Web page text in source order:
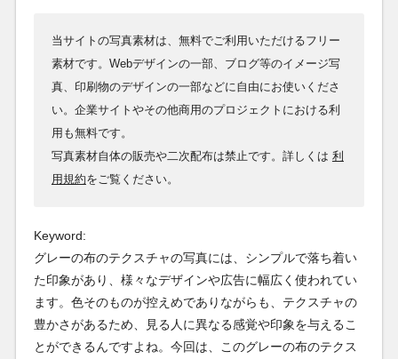
当サイトの写真素材は、無料でご利用いただけるフリー
素材です。Webデザインの一部、ブログ等のイメージ写
真、印刷物のデザインの一部などに自由にお使いくださ
い。企業サイトやその他商用のプロジェクトにおける利
用も無料です。
写真素材自体の販売や二次配布は禁止です。詳しくは 利
用規約をご覧ください。
Keyword:
グレーの布のテクスチャの写真には、シンプルで落ち着い
た印象があり、様々なデザインや広告に幅広く使われてい
ます。色そのものが控えめでありながらも、テクスチャの
豊かさがあるため、見る人に異なる感覚や印象を与えるこ
とができるんですよね。今回は、このグレーの布のテクス